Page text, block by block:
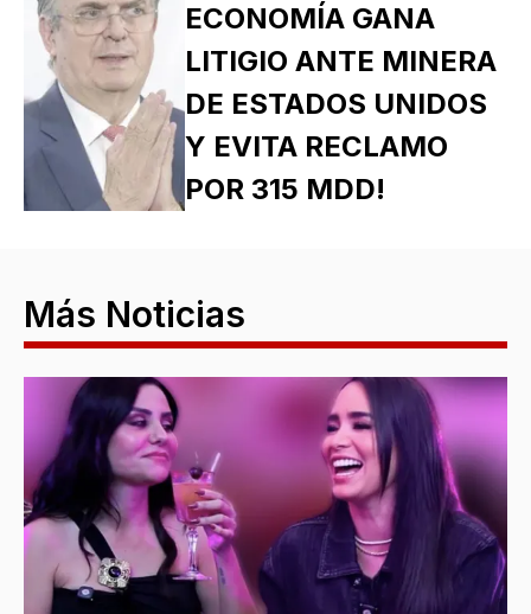
ECONOMÍA GANA
LITIGIO ANTE MINERA
DE ESTADOS UNIDOS
Y EVITA RECLAMO
POR 315 MDD!
Más Noticias